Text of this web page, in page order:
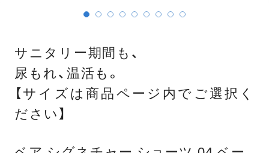
サニタリー期間も、
尿もれ、温活も。
【サイズは商品ページ内でご選択く
ださい】